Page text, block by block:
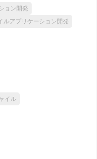
ョン開発
ルアプリケーション開発
イル